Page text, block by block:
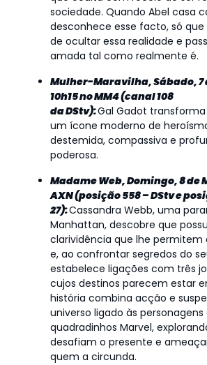
sociedade. Quando Abel casa
desconhece esse facto, só que
de ocultar essa realidade e
amada tal como realmente é.
Mulher-Maravilha, Sábado, 7
10h15 no MM4 (canal 108
da DStv):Gal Gadot
um ícone moderno de
destemida, compassiva e
poderosa.
Madame Web, Domingo, 8 de
AXN (posição 558 – DStv e
27):Cassandra Webb, uma
Manhattan, descobre que
clarividência que lhe
e, ao confrontar segredos do
estabelece ligações com três
cujos destinos parecem estar
história combina acção e
universo ligado às personagens
quadradinhos Marvel,
desafiam o presente e
quem a circunda.